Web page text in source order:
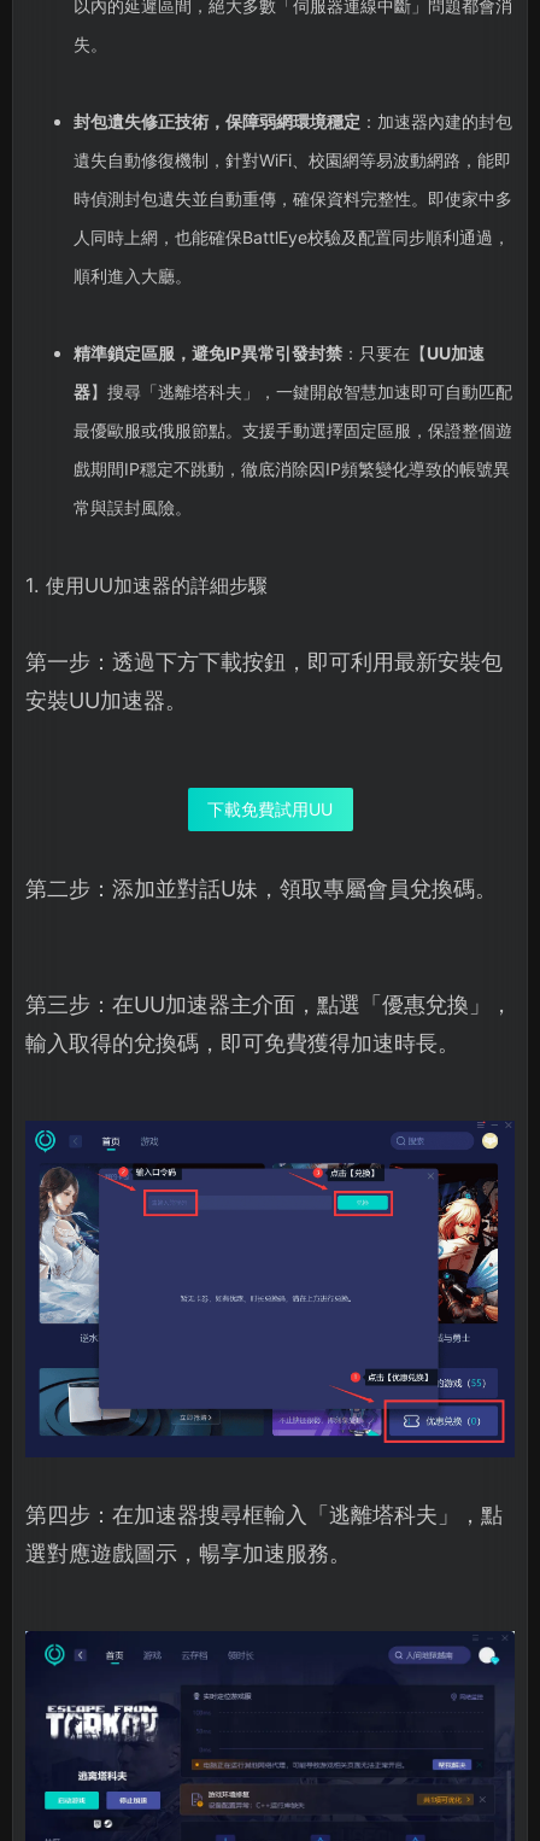
以內的延遲區間，絕大多數「伺服器連線中斷」問題都會消
失。
封包遺失修正技術，保障弱網環境穩定 ：加速器內建的封包
遺失自動修復機制，針對WiFi、校園網等易波動網路，能即
時偵測封包遺失並自動重傳，確保資料完整性。即使家中多
人同時上網，也能確保BattlEye校驗及配置同步順利通過，
順利進入大廳。
精準鎖定區服，避免IP異常引發封禁：只要在【UU加速
器】搜尋「逃離塔科夫」，一鍵開啟智慧加速即可自動匹配
最優歐服或俄服節點。支援手動選擇固定區服，保證整個遊
戲期間IP穩定不跳動，徹底消除因IP頻繁變化導致的帳號異
常與誤封風險。
1. 使用UU加速器的詳細步驟
第一步：透過下方下載按鈕，即可利用最新安裝包
安裝UU加速器。
下載免費試用UU
第二步：添加並對話U妹，領取專屬會員兌換碼。
第三步：在UU加速器主介面，點選「優惠兌換」，
輸入取得的兌換碼，即可免費獲得加速時長。
第四步：在加速器搜尋框輸入「逃離塔科夫」，點
選對應遊戲圖示，暢享加速服務。